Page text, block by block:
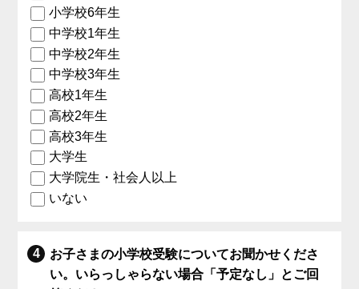
小学校6年生
中学校1年生
中学校2年生
中学校3年生
高校1年生
高校2年生
高校3年生
大学生
大学院生・社会人以上
いない
お子さまの小学校受験についてお聞かせくださ
い。いらっしゃらない場合「予定なし」とご回